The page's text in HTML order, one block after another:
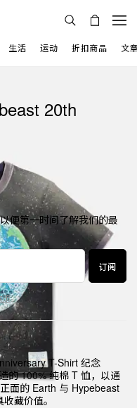
生活 运动 折扣商品 文
20th
便第一时间了解我们的最
订阅
策。
T-Shirt 纪念
的 100% 纯棉 T 恤，以通
面的 Earth 与 Hypebeast
藏价值。